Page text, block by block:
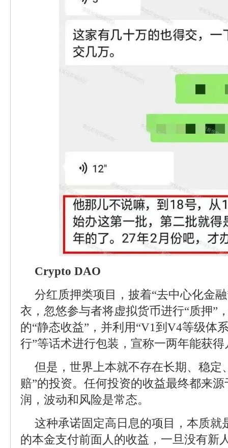
Crypto DAO
分红质押类项目，披着“去中心化金
衣，忽悠参与者将虚拟货币进行“质押”
的“静态收益”，并利用“V1到V4等级体
行”等话术进行包装，宣称一两年能获
但是，世界上本就不存在长期、稳定
赔”的投资。任何投资的收益最终都来
润，波动和风险是常态。
这种承诺固定高日息的项目，本质就
的本金支付前面人的收益，一旦没有新